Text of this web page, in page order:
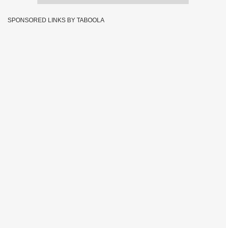
SPONSORED LINKS BY TABOOLA